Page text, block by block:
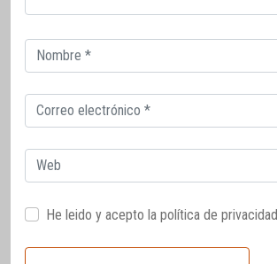
Correo
electrónico
Correo
electrónico
Web
He leido y acepto la política de privacidad